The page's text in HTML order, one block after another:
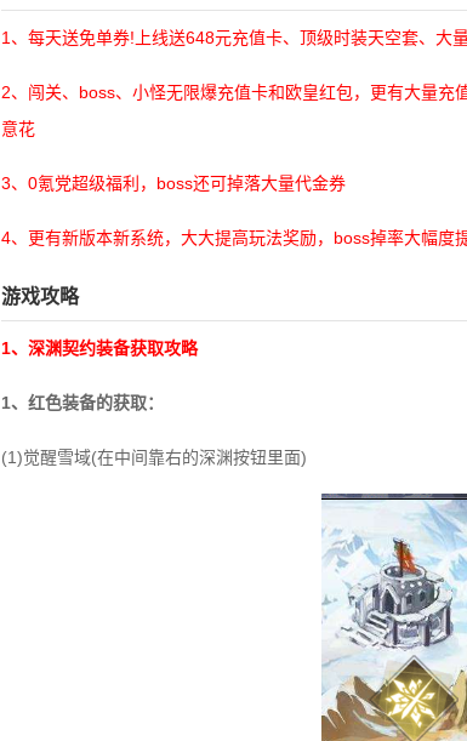
1、每天送免单券!上线送648元充值卡、顶级时装天空套、大
2、闯关、boss、小怪无限爆充值卡和欧皇红包，更有大量
意花
3、0氪党超级福利，boss还可掉落大量代金券
4、更有新版本新系统，大大提高玩法奖励，boss掉率大幅度
游戏攻略
1、深渊契约装备获取攻略
1、红色装备的获取：
(1)觉醒雪域(在中间靠右的深渊按钮里面)